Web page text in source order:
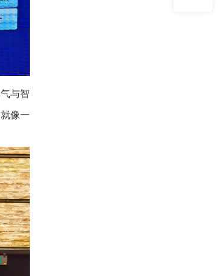
与智
就像一